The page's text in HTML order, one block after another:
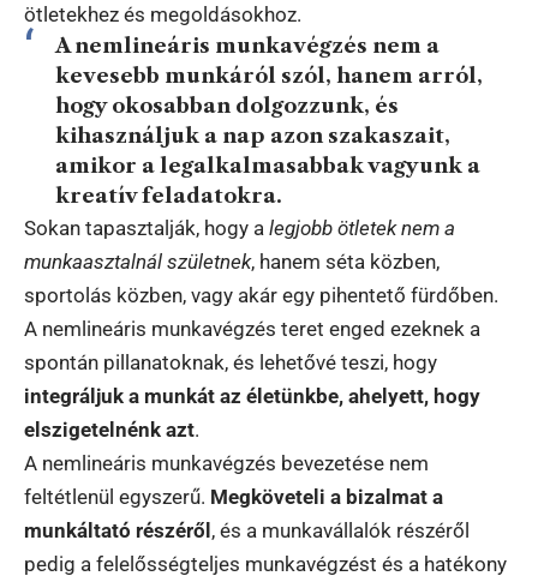
ötletekhez és megoldásokhoz.
A nemlineáris munkavégzés nem a
kevesebb munkáról szól, hanem arról,
hogy okosabban dolgozzunk, és
kihasználjuk a nap azon szakaszait,
amikor a legalkalmasabbak vagyunk a
kreatív feladatokra.
Sokan tapasztalják, hogy a legjobb ötletek nem a
munkaasztalnál születnek, hanem séta közben,
sportolás közben, vagy akár egy pihentető fürdőben.
A nemlineáris munkavégzés teret enged ezeknek a
spontán pillanatoknak, és lehetővé teszi, hogy
integráljuk a munkát az életünkbe, ahelyett, hogy
elszigetelnénk azt.
A nemlineáris munkavégzés bevezetése nem
feltétlenül egyszerű. Megköveteli a bizalmat a
munkáltató részéről, és a munkavállalók részéről
pedig a felelősségteljes munkavégzést és a hatékony